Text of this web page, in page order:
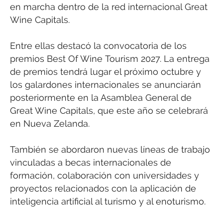
en marcha dentro de la red internacional Great
Wine Capitals.
Entre ellas destacó la convocatoria de los
premios Best Of Wine Tourism 2027. La entrega
de premios tendrá lugar el próximo octubre y
los galardones internacionales se anunciarán
posteriormente en la Asamblea General de
Great Wine Capitals, que este año se celebrará
en Nueva Zelanda.
También se abordaron nuevas líneas de trabajo
vinculadas a becas internacionales de
formación, colaboración con universidades y
proyectos relacionados con la aplicación de
inteligencia artificial al turismo y al enoturismo.